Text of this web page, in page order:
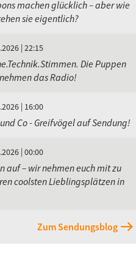
machen glücklich – aber wie
sie eigentlich?
| 22:15
Die Puppen
das Radio!
| 16:00
Co - Greifvögel auf Sendung!
| 00:00
auf – wir nehmen euch mit zu
coolsten Lieblingsplätzen in
Zum Sendungsblog